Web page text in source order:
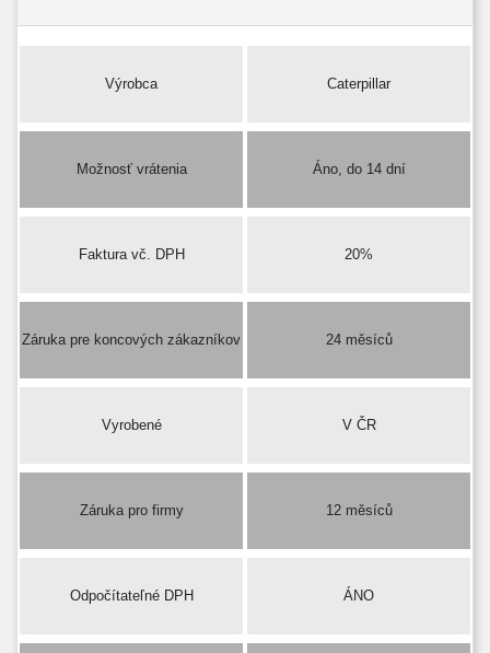
Výrobca Caterpillar
Možnosť vrátenia Áno, do 14 dní
Faktura vč. DPH 20%
Záruka pre koncových zákazníkov 24 měsíců
Vyrobené V ČR
Záruka pro firmy 12 měsíců
Odpočítateľné DPH ÁNO